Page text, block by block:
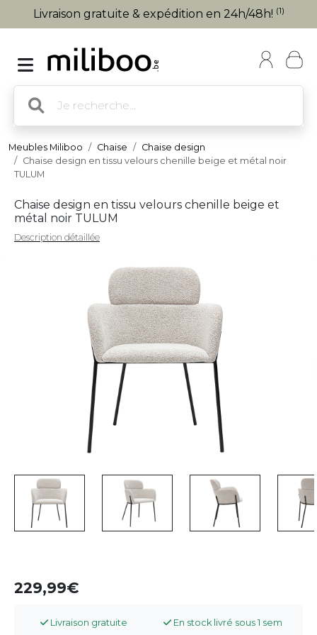
Livraison gratuite & expédition en 24h/48h! (1)
Meubles Miliboo Chaise
Chaise design
Chaise design en tissu velours chenille beige et métal noir
TULUM
Chaise design en tissu velours chenille beige et
métal noir TULUM
Description détaillée
229,99
Livraison gratuite En stock livré sous 1 sem